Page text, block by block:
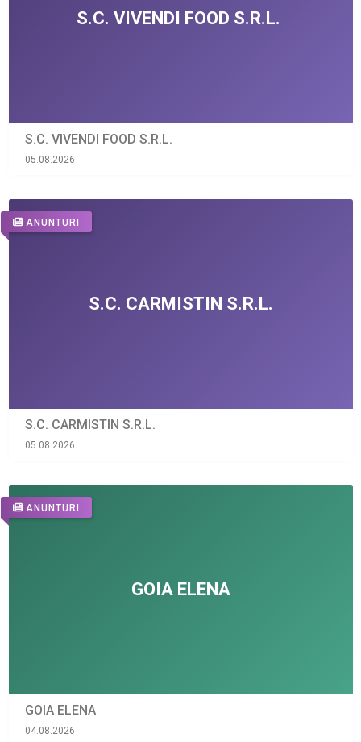
S.C. VIVENDI FOOD S.R.L.
05.08.2026
ANUNTURI
S.C. CARMISTIN S.R.L.
05.08.2026
ANUNTURI
GOIA ELENA
04.08.2026